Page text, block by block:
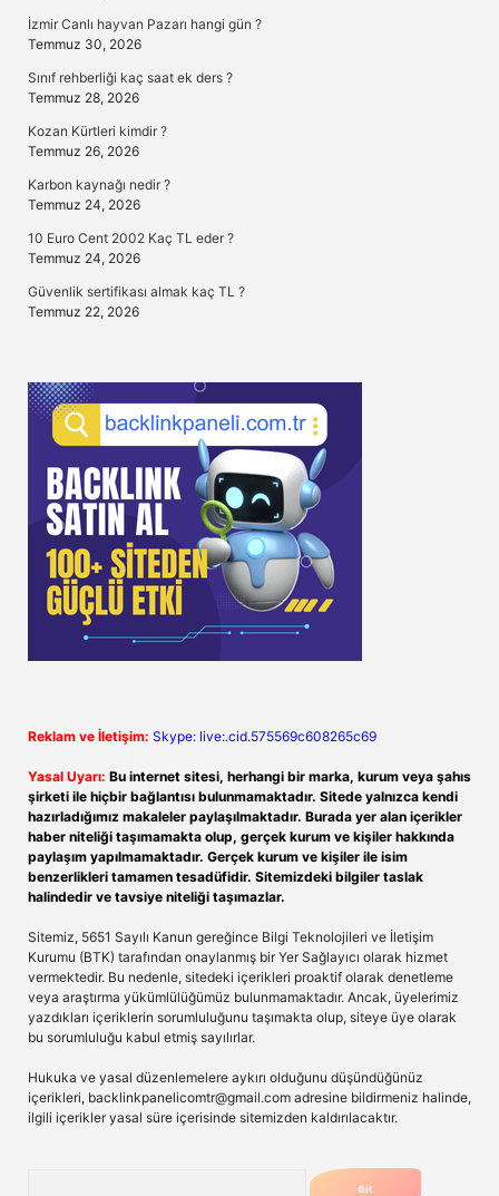
İzmir Canlı hayvan Pazarı hangi gün ?
Temmuz 30, 2026
Sınıf rehberliği kaç saat ek ders ?
Temmuz 28, 2026
Kozan Kürtleri kimdir ?
Temmuz 26, 2026
Karbon kaynağı nedir ?
Temmuz 24, 2026
10 Euro Cent 2002 Kaç TL eder ?
Temmuz 24, 2026
Güvenlik sertifikası almak kaç TL ?
Temmuz 22, 2026
Reklam ve İletişim: Skype: live:.cid.575569c608265c69
Yasal Uyarı: Bu internet sitesi, herhangi bir marka, kurum veya şahıs
şirketi ile hiçbir bağlantısı bulunmamaktadır. Sitede yalnızca kendi
hazırladığımız makaleler paylaşılmaktadır. Burada yer alan içerikler
haber niteliği taşımamakta olup, gerçek kurum ve kişiler hakkında
paylaşım yapılmamaktadır. Gerçek kurum ve kişiler ile isim
benzerlikleri tamamen tesadüfidir. Sitemizdeki bilgiler taslak
halindedir ve tavsiye niteliği taşımazlar.
Sitemiz, 5651 Sayılı Kanun gereğince Bilgi Teknolojileri ve İletişim
Kurumu (BTK) tarafından onaylanmış bir Yer Sağlayıcı olarak hizmet
vermektedir. Bu nedenle, sitedeki içerikleri proaktif olarak denetleme
veya araştırma yükümlülüğümüz bulunmamaktadır. Ancak, üyelerimiz
yazdıkları içeriklerin sorumluluğunu taşımakta olup, siteye üye olarak
bu sorumluluğu kabul etmiş sayılırlar.
Hukuka ve yasal düzenlemelere aykırı olduğunu düşündüğünüz
içerikleri, backlinkpanelicomtr@gmail.com adresine bildirmeniz halinde,
ilgili içerikler yasal süre içerisinde sitemizden kaldırılacaktır.